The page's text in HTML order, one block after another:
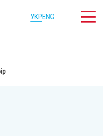
УКРENG